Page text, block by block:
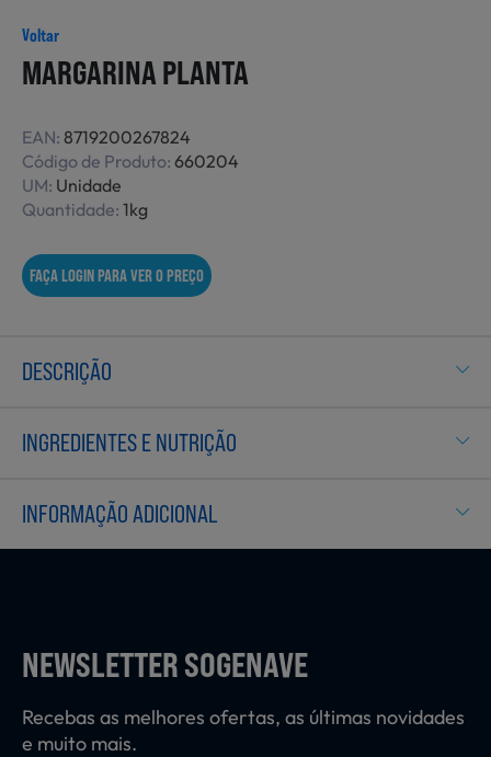
Refeições Prontas
Charcutaria e Enchidos
Laticínios, Ovos e Derivados
Voltar
MARGARINA PLANTA
EAN: 8719200267824
Código de Produto: 660204
UM: Unidade
Quantidade: 1kg
FAÇA LOGIN PARA VER O PREÇO
DESCRIÇÃO
INGREDIENTES E NUTRIÇÃO
INFORMAÇÃO ADICIONAL
NEWSLETTER SOGENAVE
Recebas as melhores ofertas, as últimas novidades
e muito mais.